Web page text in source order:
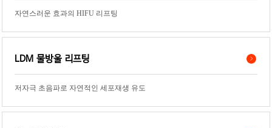
자연스러운 효과의 HIFU 리프팅
LDM 물방울 리프팅
저자극 초음파로 자연적인 세포재생 유도